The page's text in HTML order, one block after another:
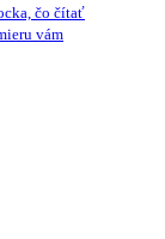
čo čítať
vám